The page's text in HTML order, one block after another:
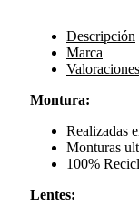
Descripción
Marca
Montura:
Realizadas
Monturas
100%
Lentes: